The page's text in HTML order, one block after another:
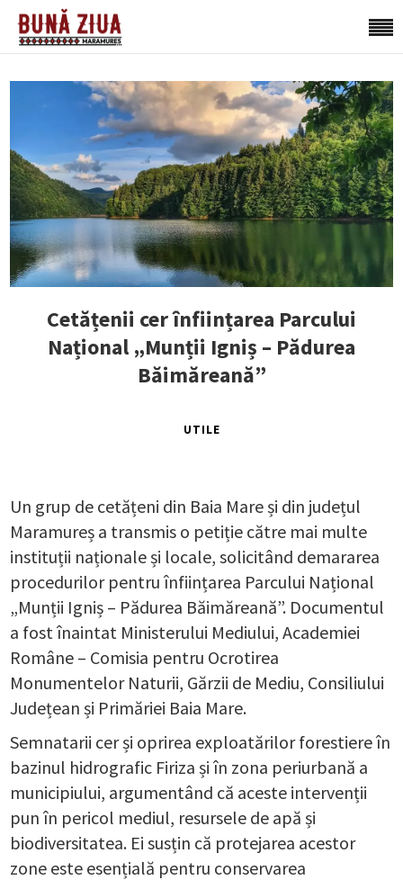
Cetățenii cer înființarea Parcului
Național „Munții Igniș – Pădurea
Băimăreană”
UTILE
Un grup de cetățeni din Baia Mare și din județul
Maramureș a transmis o petiție către mai multe
instituții naționale și locale, solicitând demararea
procedurilor pentru înființarea Parcului Național
„Munții Igniș – Pădurea Băimăreană”. Documentul
a fost înaintat Ministerului Mediului, Academiei
Române – Comisia pentru Ocrotirea
Monumentelor Naturii, Gărzii de Mediu, Consiliului
Județean și Primăriei Baia Mare.
Semnatarii cer și oprirea exploatărilor forestiere în
bazinul hidrografic Firiza și în zona periurbană a
municipiului, argumentând că aceste intervenții
pun în pericol mediul, resursele de apă și
biodiversitatea. Ei susțin că protejarea acestor
zone este esențială pentru conservarea